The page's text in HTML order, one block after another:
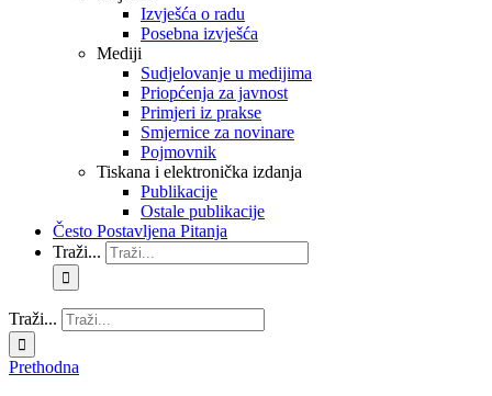
Izvješća o radu
Posebna izvješća
Mediji
Sudjelovanje u medijima
Priopćenja za javnost
Primjeri iz prakse
Smjernice za novinare
Pojmovnik
Tiskana i elektronička izdanja
Publikacije
Ostale publikacije
Često Postavljena Pitanja
Traži...
Traži...
Prethodna